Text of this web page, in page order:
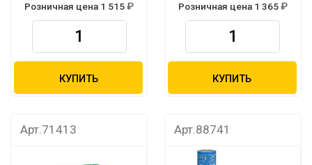
Розничная цена 1 515
КУПИТЬ
Розничная цена 1 365
КУПИТЬ
Арт.71413 Арт.88741